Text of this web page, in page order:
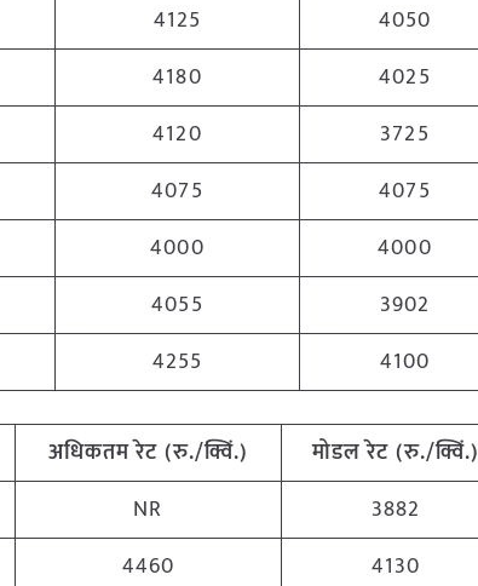
4125
4050
4180
4025
4120
3725
4075
4075
4000
4000
4055
3902
4255 4100
अधिकतमरेट (रु./क्विं.) मोडल रेट (रु./क्विं.)
NR
3882
4460 4130